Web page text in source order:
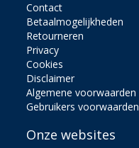
Contact
Betaalmogelijkheden
Retourneren
Privacy
Cookies
Disclaimer
Algemene voorwaarden
Gebruikers voorwaarden
Onze websites